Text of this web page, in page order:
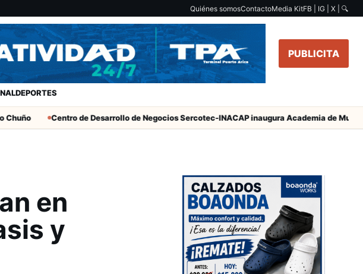
Quiénes somosContactoMedia KitFB | IG | X | 🔍
PUBLICITA
DEPORTES
Centro de Desarrollo de Negocios Sercotec-INACAP inaugura Academia de Mujeres
en
y